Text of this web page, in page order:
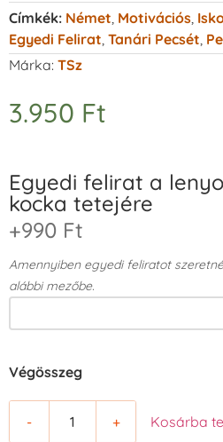
Címkék: Német Motivációs
Egyedi Felirat Tanári Pecsét
Márka: TSz
3.950 Ft
Egyedi felirat a
kocka tetejére
+990 Ft
Amennyiben egyedi feliratot
alábbi mezőbe.
Végösszeg
- + Kosárba